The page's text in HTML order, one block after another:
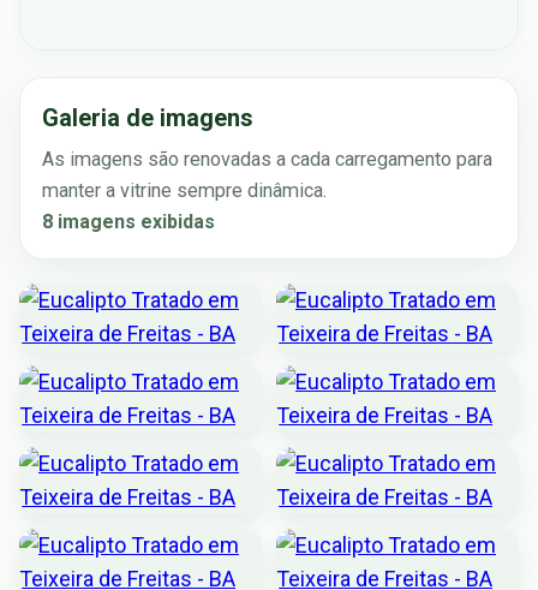
Galeria de imagens
As imagens são renovadas a cada carregamento para
manter a vitrine sempre dinâmica.
8 imagens exibidas